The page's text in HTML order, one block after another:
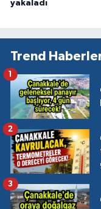
yakaladı
Trend
1
2
3